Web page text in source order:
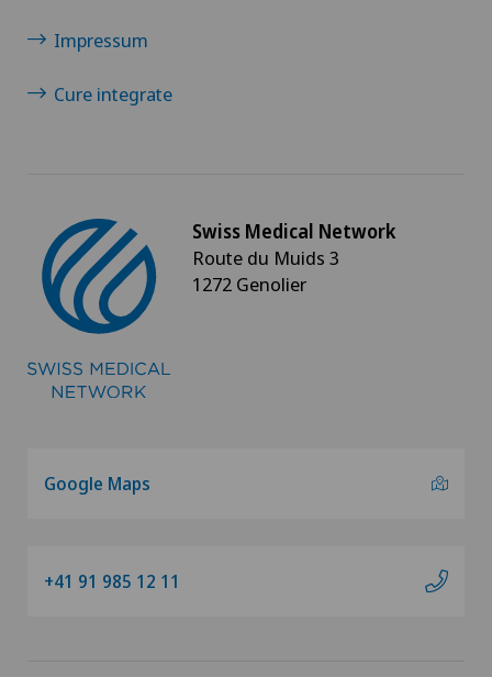
Impressum
Cure integrate
Swiss Medical Network
Route du Muids 3
1272 Genolier
Google Maps
+41 91 985 12 11